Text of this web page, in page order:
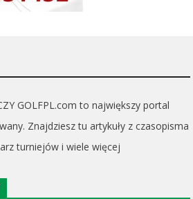
GOLFPL.com to największy portal
Znajdziesz tu artykuły z czasopisma
turniejów i wiele więcej